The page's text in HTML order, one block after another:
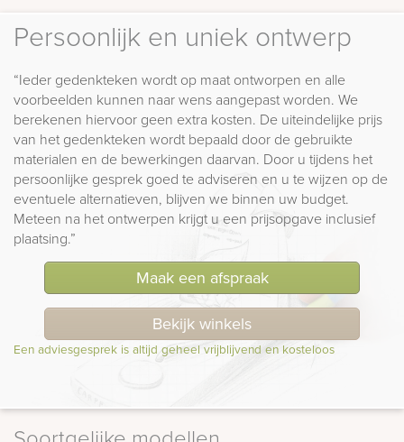
Persoonlijk en uniek ontwerp
“Ieder gedenkteken wordt op maat ontworpen en alle
voorbeelden kunnen naar wens aangepast worden. We
berekenen hiervoor geen extra kosten. De uiteindelijke prijs
van het gedenkteken wordt bepaald door de gebruikte
materialen en de bewerkingen daarvan. Door u tijdens het
persoonlijke gesprek goed te adviseren en u te wijzen op de
eventuele alternatieven, blijven we binnen uw budget.
Meteen na het ontwerpen krijgt u een prijsopgave inclusief
plaatsing.”
Maak een afspraak
Bekijk winkels
Een adviesgesprek is altijd geheel vrijblijvend en kosteloos